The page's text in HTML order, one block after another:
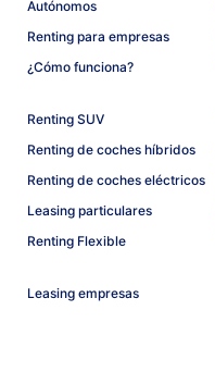
Autónomos
Renting para empresas
¿Cómo funciona?
Renting SUV
Renting de coches híbridos
Renting de coches eléctricos
Leasing particulares
Renting Flexible
Leasing empresas